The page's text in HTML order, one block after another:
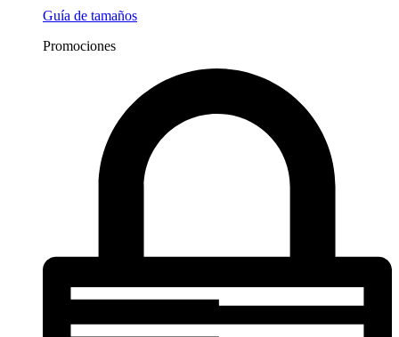
Guía de tamaños
Promociones